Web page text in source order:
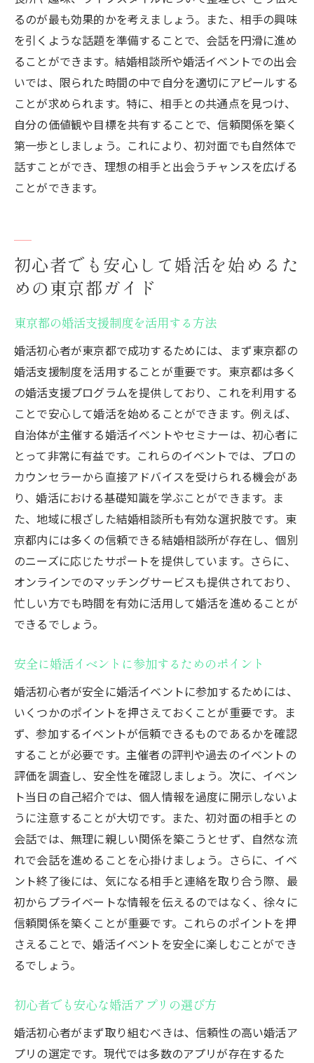
るのが最も効果的かを考えましょう。また、相手の興味
を引くような話題を準備することで、会話を円滑に進め
ることができます。結婚相談所や婚活イベントでの出会
いでは、限られた時間の中で自分を適切にアピールする
ことが求められます。特に、相手との共通点を見つけ、
自分の価値観や目標を共有することで、信頼関係を築く
第一歩としましょう。これにより、初対面でも自然体で
話すことができ、理想の相手と出会うチャンスを広げる
ことができます。
初心者でも安心して婚活を始めるた
めの東京都ガイド
東京都の婚活支援制度を活用する方法
婚活初心者が東京都で成功するためには、まず東京都の
婚活支援制度を活用することが重要です。東京都は多く
の婚活支援プログラムを提供しており、これを利用する
ことで安心して婚活を始めることができます。例えば、
自治体が主催する婚活イベントやセミナーは、初心者に
とって非常に有益です。これらのイベントでは、プロの
カウンセラーから直接アドバイスを受けられる機会があ
り、婚活における基礎知識を学ぶことができます。ま
た、地域に根ざした結婚相談所も有効な選択肢です。東
京都内には多くの信頼できる結婚相談所が存在し、個別
のニーズに応じたサポートを提供しています。さらに、
オンラインでのマッチングサービスも提供されており、
忙しい方でも時間を有効に活用して婚活を進めることが
できるでしょう。
安全に婚活イベントに参加するためのポイント
婚活初心者が安全に婚活イベントに参加するためには、
いくつかのポイントを押さえておくことが重要です。ま
ず、参加するイベントが信頼できるものであるかを確認
することが必要です。主催者の評判や過去のイベントの
評価を調査し、安全性を確認しましょう。次に、イベン
ト当日の自己紹介では、個人情報を過度に開示しないよ
うに注意することが大切です。また、初対面の相手との
会話では、無理に親しい関係を築こうとせず、自然な流
れで会話を進めることを心掛けましょう。さらに、イベ
ント終了後には、気になる相手と連絡を取り合う際、最
初からプライベートな情報を伝えるのではなく、徐々に
信頼関係を築くことが重要です。これらのポイントを押
さえることで、婚活イベントを安全に楽しむことができ
るでしょう。
初心者でも安心な婚活アプリの選び方
婚活初心者がまず取り組むべきは、信頼性の高い婚活ア
プリの選定です。現代では多数のアプリが存在するた